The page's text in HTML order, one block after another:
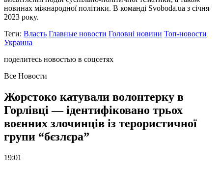
новинах міжнародної політики. В команді Svoboda.ua з січня
2023 року.
Теги: Власть Главные новости Головні новини Топ-новости
Украина
поделитесь новостью в соцсетях
Все Новости
Жорстоко катували волонтерку в
Горлівці — ідентифіковано трьох
воєнних злочинців із терористичної
групи “бєзлєра”
19:01